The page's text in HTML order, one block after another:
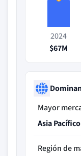
2024
$67M
Mayor
Asia Pacífico
Región de